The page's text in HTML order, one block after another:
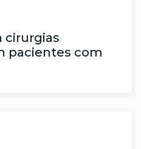
cirurgias
pacientes com